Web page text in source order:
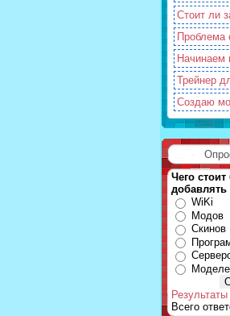
Стоит ли
Проблема
Начинаем
Трейнер
Создаю
Чего
добавлять
WiKi
Модов
Скинов
Результаты
Всего